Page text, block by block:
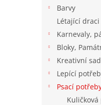
Barvy
Létající draci
Karnevaly,
Bloky,
Kreativní
Lepící
Psací
Kuličková